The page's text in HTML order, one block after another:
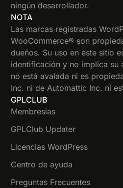
ningún desarrollador.
NOTA
Las marcas registradas
WooCommerce® son
dueños. Su uso en este sitio
identificación y no implica su
no está avalada ni es
Inc. ni de Automattic Inc. ni
GPLCLUB
Membresias
GPLClub Updater
Licencias WordPress
Centro de ayuda
Preguntas Frecuentes